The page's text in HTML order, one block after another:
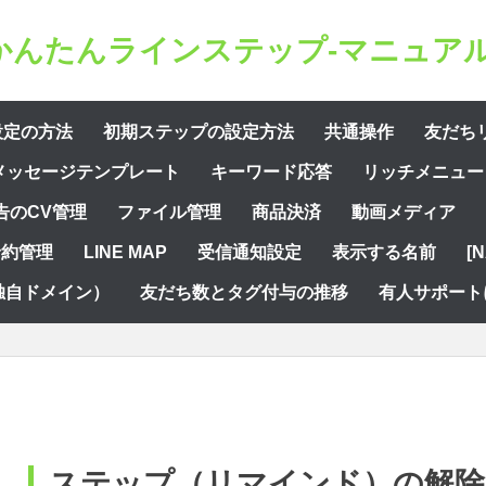
んたんラインステップ-マニュア
の方法 初期ステップの設定方法 共通操作 友だち
ッセージテンプレート キーワード応答 リッチメニュー
のCV管理 ファイル管理 商品決済 動画メディア
管理 LINE MAP 受信通知設定 表示する名前
ドメイン） 友だち数とタグ付与の推移 有人サポー